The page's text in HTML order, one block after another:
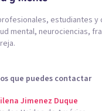
estudiantes y
mental, neurociencias,
que puedes contactar
Jimenez Duque